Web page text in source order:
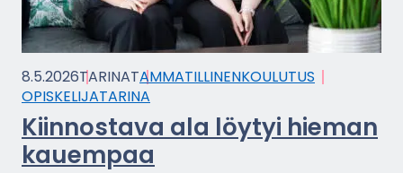
8.5.2026TA­RI­NATAM­MA­TIL­LI­NEN­KOU­LU­TUS
OPIS­KE­LI­JA­TA­RI­NA
Kiin­nos­ta­va ala löy­tyi hie­man
kau­em­paa